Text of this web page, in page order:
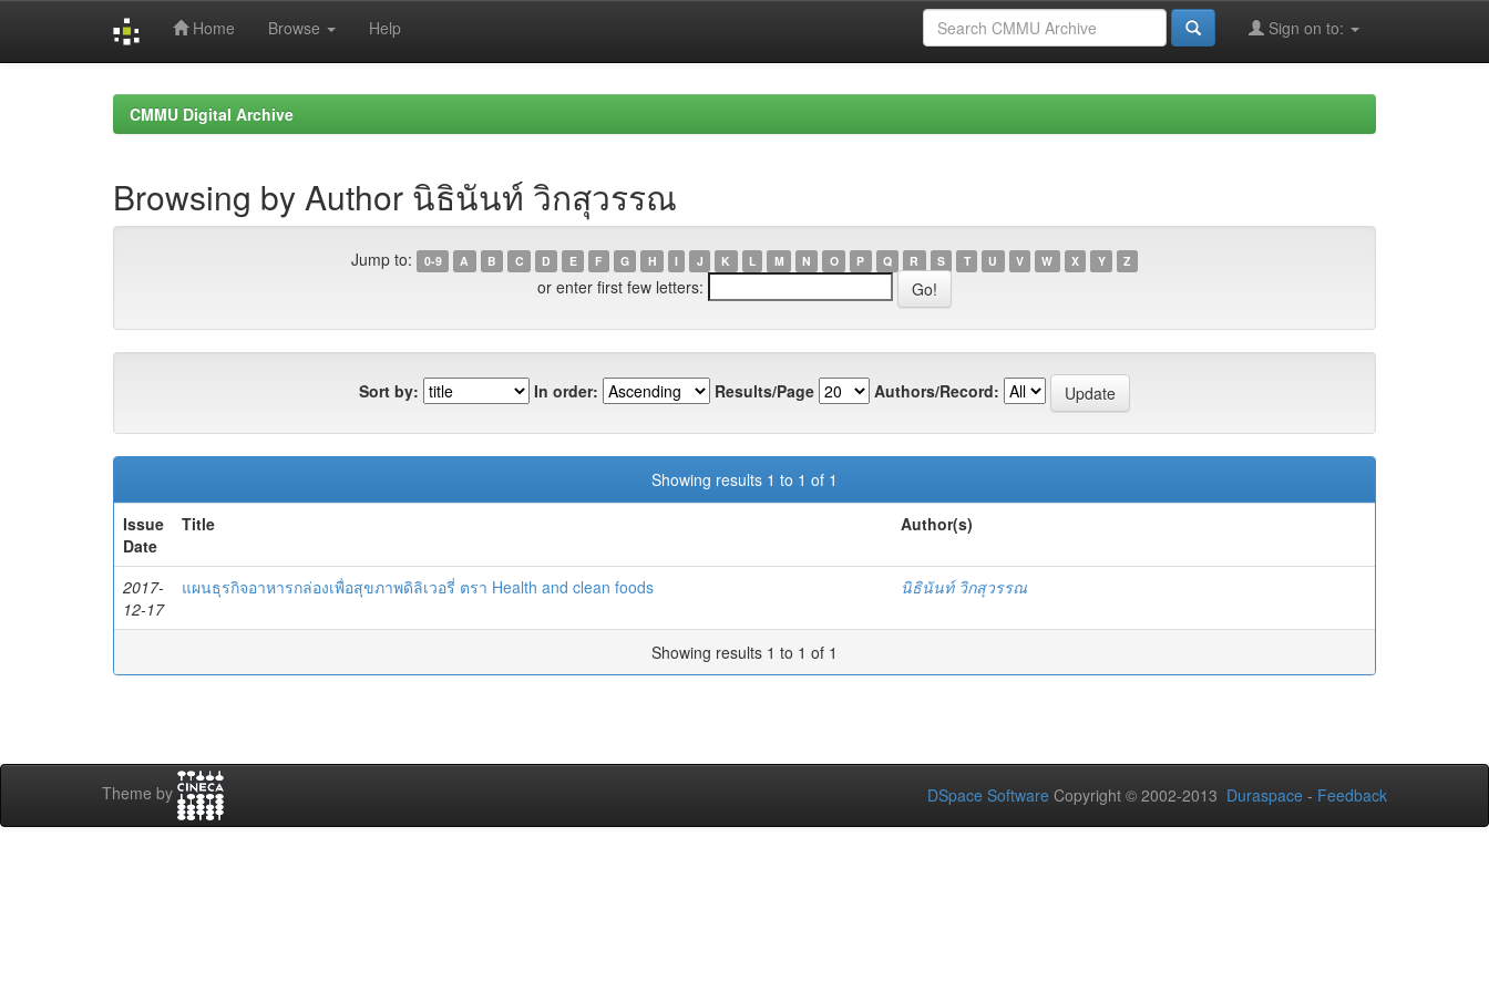
Home Browse Help Sign on to:
CMMU Digital Archive
Browsing by Author นิธินันท์ วิกสุวรรณ
Jump to: 0-9 A B C D E F G H I J K L M N O P Q R S T U V W X Y Z
or enter first few letters:
Sort by: In order: Results/Page Authors/Record:
Showing results 1 to 1 of 1
Issue
Date
Title Author(s)
2017-
12-17
แผนธุรกิจอาหารกล่องเพื่อสุขภาพดิลิเวอรี่ ตรา Health and clean foods นิธินันท์ วิกสุวรรณ
Showing results 1 to 1 of 1
Theme by DSpace Software Copyright © 2002-2013 Duraspace - Feedback